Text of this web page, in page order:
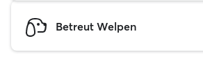
Betreut Welpen